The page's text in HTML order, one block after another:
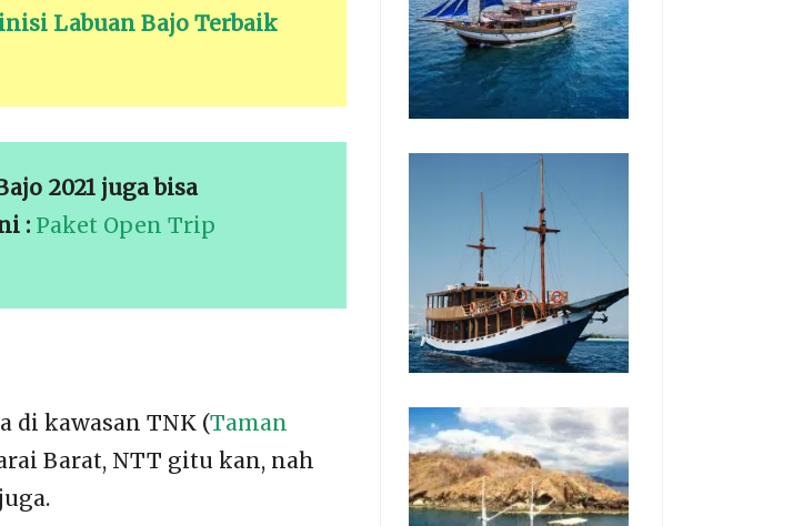
Labuan Bajo Terbaik
2021 juga bisa
: Paket Open Trip
di kawasan TNK (Taman
Barat, NTT gitu kan, nah